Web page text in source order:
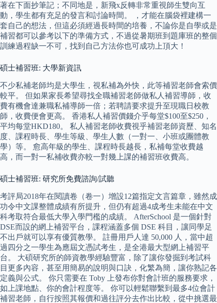
著在下面抄筆記；不同地是，新飛x反轉非常重視師生雙向互
動，學生都有充足的發言和討論時間。 ，才能在腦袋裡建構一
套自己的想法，但這必須經過長時間的培養，不論你是自學或是
補習都可以參考以下的準備方式，不過從暑期班到題庫班的整個
訓練過程缺一不可，找到自己方法你也可成功上頂大！
碩士補習班: 大學新資訊
不少私補老師均是大學生，視私補為外快，此等補習老師會索價
較平。 但如果家長希望尋找全職補習老師做私人補習導師，收
費有機會達兼職私補導師一倍；若聘請要求提升至現職日校教
師，收費便會更高。 香港私人補習價錢介乎每堂$100至$250，
平均每堂HKD180。 私人補習老師收費視乎補習老師資歷、知名
度、課程時長、學生等級、學生人數（一對一、小班或團體教
學）等。 愈高年級的學生、課程時長越長，私補每堂收費越
高，而一對一私補收費亦較一對幾上課的補習班收費高。
碩士補習班: 研究所免費諮詢/試聽
考評局2018年在閱讀卷（卷一）增設12篇指定文言篇章，雖然成
功令中文課整體成績有所提升，但仍有超過4成考生未能在中文
科考取符合最低大學入學門檻的成績。 AfterSchool 是一個針對
DSE而設的網上補習平台，課程涵蓋多個 DSE 科目，讓同學足
不出戶就可以享有優質教學。 註冊用戶人達 50,000 人，當中超
過四分之一學生為應屆文憑試考生，是全港最大型網上補習平
台。 大碩研究所的師資教學經驗豐富，除了讓你發掘到考試科
目更多內容，甚至用簡易的說明與口訣，化繁為簡，讓你熟記各
定義與公式。 你只需要在 Toby 上發布你對會計班的服務要求，
如上課地點、你的會計程度等。 你可以輕鬆聯繫到最多4位會計
補習老師，自行按照其報價和過往評分去作出比較，從中挑選最